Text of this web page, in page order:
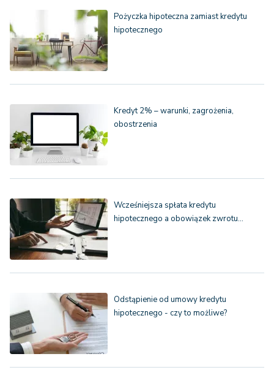
Pożyczka hipoteczna zamiast kredytu
hipotecznego
Kredyt 2% – warunki, zagrożenia,
obostrzenia
Wcześniejsza spłata kredytu
hipotecznego a obowiązek zwrotu…
Odstąpienie od umowy kredytu
hipotecznego - czy to możliwe?